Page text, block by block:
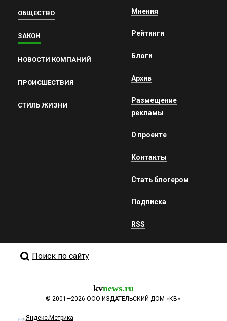
ОБЩЕСТВО
ЗАКОН
НОВОСТИ КОМПАНИЙ
ПРОИСШЕСТВИЯ
СТИЛЬ ЖИЗНИ
Мнения
Рейтинги
Блоги
Архив
Размещение
рекламы
О проекте
Контакты
Стать блогером
Подписка
RSS
Поиск по сайту
kvnews.ru
© 2001—2026 ООО ИЗДАТЕЛЬСКИЙ ДОМ «КВ».